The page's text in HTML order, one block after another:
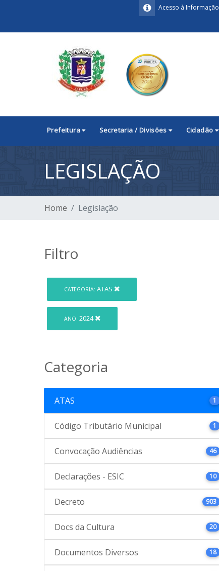
Acesso à Informação
Prefeitura Secretaria / Divisões Cidadão
LEGISLAÇÃO
Home Legislação
Filtro
CATEGORIA: ATAS
ANO: 2024
Categoria
ATAS 1
Código Tributário Municipal 1
Convocação Audiências 46
Declarações - ESIC 10
Decreto 903
Docs da Cultura 20
Documentos Diversos 18